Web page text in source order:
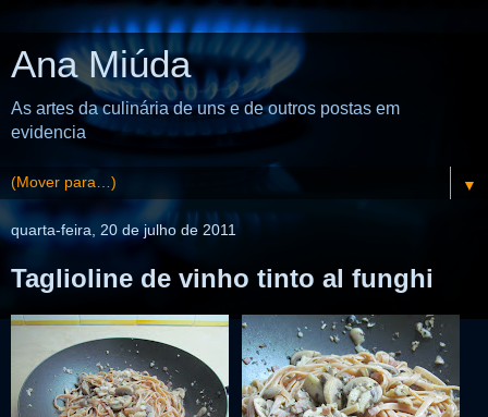
Ana Miúda
As artes da culinária de uns e de outros postas em
evidencia
▼
quarta-feira, 20 de julho de 2011
Taglioline de vinho tinto al funghi